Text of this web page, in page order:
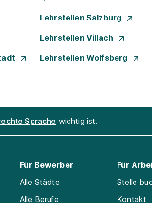
Lehrstellen Salzburg
Lehrstellen Villach
Lehrstellen Wolfsberg
Sprache wichtig ist.
Für Bewerber
Alle Städte
Alle Berufe
Für
Stelle
Kontakt